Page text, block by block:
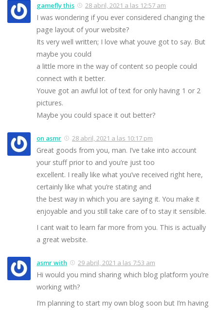
gamefly this 28 abril, 2021 a las 12:57 am
I was wondering if you ever considered changing the
page layout of your website?
Its very well written; I love what youve got to say. But
maybe you could
a little more in the way of content so people could
connect with it better.
Youve got an awful lot of text for only having 1 or 2
pictures.
Maybe you could space it out better?
on asmr 28 abril, 2021 a las 10:17 pm
Great goods from you, man. I’ve take into account
your stuff prior to and you’re just too
excellent. I really like what you’ve received right here,
certainly like what you’re stating and
the best way in which you are saying it. You make it
enjoyable and you still take care of to stay it sensible.
I cant wait to learn far more from you. This is actually
a great website.
asmr with 29 abril, 2021 a las 7:53 am
Hi would you mind sharing which blog platform you’re
working with?
I’m planning to start my own blog soon but I’m having